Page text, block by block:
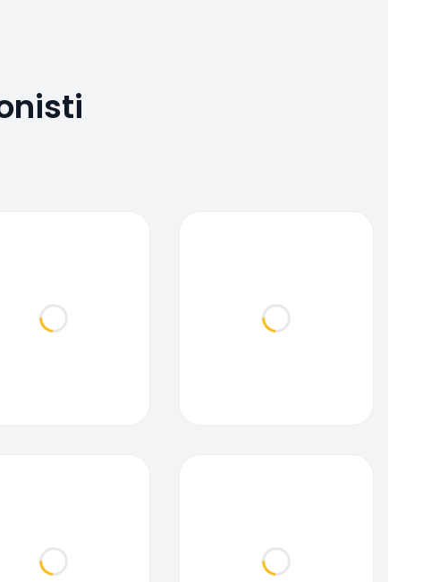
Loading... Loading...
Loading... Loading...